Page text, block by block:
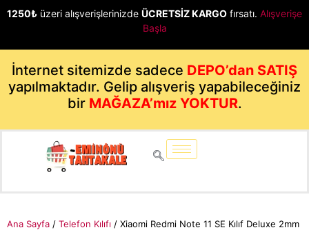
1250₺ üzeri alışverişlerinizde ÜCRETSİZ KARGO fırsatı. Alışverişe
Başla
İnternet sitemizde sadece DEPO’dan SATIŞ
yapılmaktadır. Gelip alışveriş yapabileceğiniz
bir MAĞAZA’mız YOKTUR.
Ana Sayfa / Telefon Kılıfı / Xiaomi Redmi Note 11 SE Kılıf Deluxe 2mm